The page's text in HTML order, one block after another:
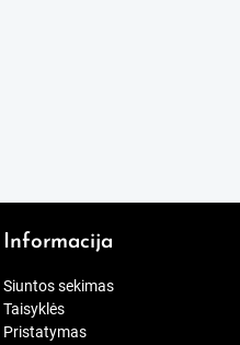
Informacija
Siuntos sekimas
Taisyklės
Pristatymas